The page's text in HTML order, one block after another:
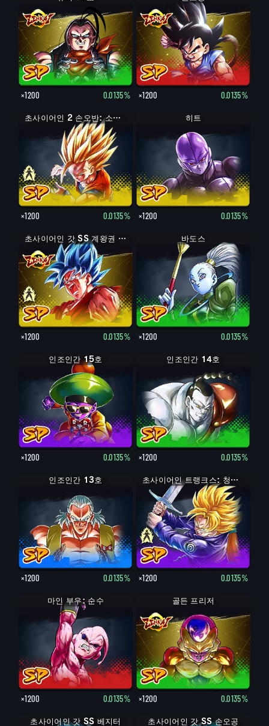
×1200 0.0135% ×1200 0.0135%
초사이어인 2 손오반: 소년기
×1200 0.0135%
히트
×1200 0.0135%
초사이어인 갓 SS 계왕권 손오공
×1200 0.0135%
바도스
×1200 0.0135%
인조인간 15호
×1200 0.0135%
인조인간 14호
×1200 0.0135%
인조인간 13호
×1200 0.0135%
초사이어인 트랭크스: 청년기
×1200 0.0135%
마인 부우: 순수
×1200 0.0135%
골든 프리저
×1200 0.0135%
초사이어인 갓 SS 베지터 초사이어인 갓 SS 손오공